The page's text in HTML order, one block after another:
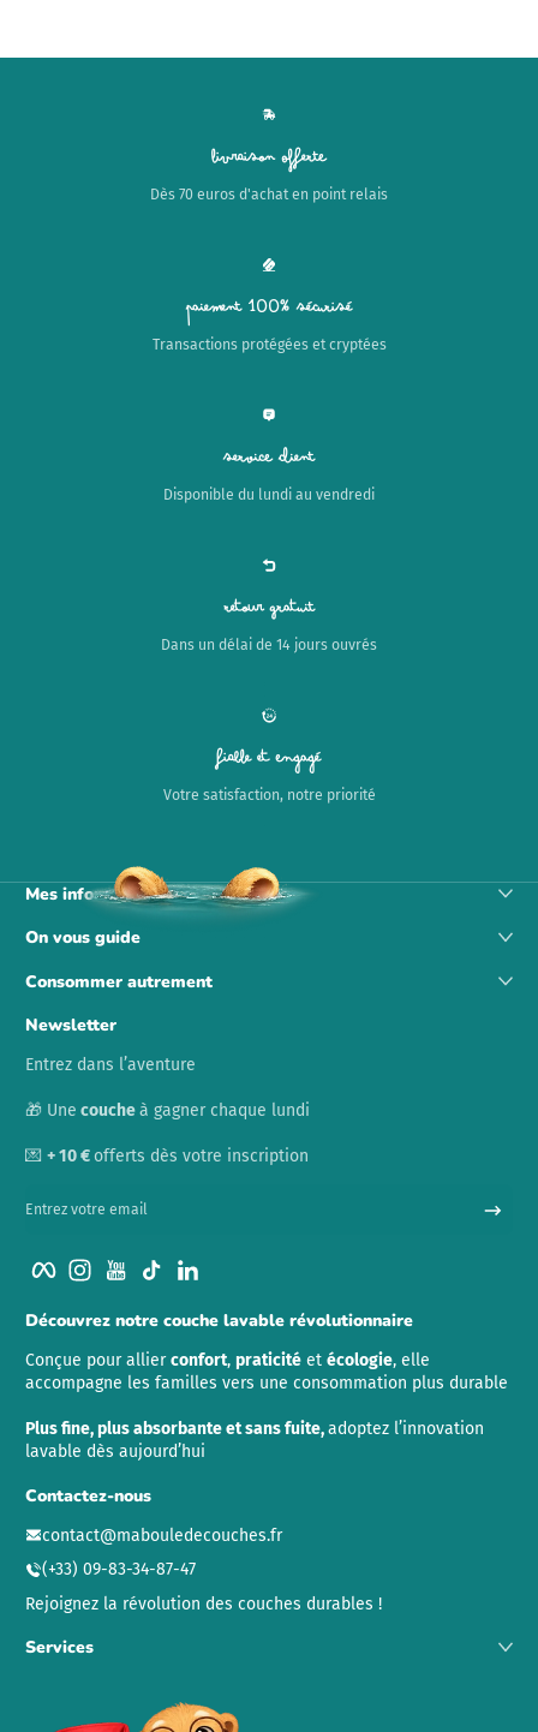
Livraison offerte
Dès 70 euros d'achat en point relais
Paiement 100% sécurisé
Transactions protégées et cryptées
Service client
Disponible du lundi au vendredi
Retour gratuit
Dans un délai de 14 jours ouvrés
Fiable et engagé
Votre satisfaction, notre priorité
Mes informations
On vous guide
Consommer autrement
Newsletter
Entrez dans l’aventure
🎁 Une coucheà gagner chaque lundi
💌 + 10 €offerts dès votre inscription
Entrez votre email
FacebookInstagramYouTubeTikTok
Découvrez notre couche lavable révolutionnaire
Conçue pour allierconfort, praticité et écologie, elle
accompagne les familles vers une consommation plus durable
Plus fine, plus absorbante et sans fuite,adoptez l’innovation
lavable dès aujourd’hui
Contactez-nous
contact@mabouledecouches.fr
(+33) 09-83-34-87-47
Rejoignez la révolution des couches durables !
Services